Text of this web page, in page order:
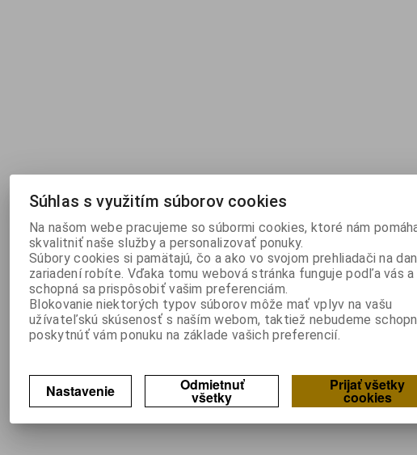
Súhlas s využitím súborov cookies
Na našom webe pracujeme so súbormi cookies, ktoré nám
skvalitniť naše služby a personalizovať ponuky.
Súbory cookies si pamätajú, čo a ako vo svojom prehliadači na
zariadení robíte. Vďaka tomu webová stránka funguje podľa vás a
schopná sa prispôsobiť vašim preferenciám.
Blokovanie niektorých typov súborov môže mať vplyv na vašu
užívateľskú skúsenosť s naším webom, taktiež nebudeme
poskytnúť vám ponuku na základe vašich preferencií.
Nastavenie Odmietnuť
všetky
Prijať všetky
cookies